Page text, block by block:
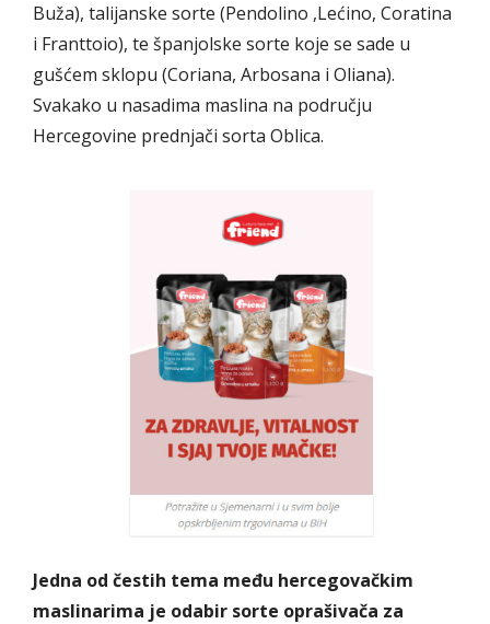
Buža), talijanske sorte (Pendolino ,Lećino, Coratina
i Franttoio), te španjolske sorte koje se sade u
gušćem sklopu (Coriana, Arbosana i Oliana).
Svakako u nasadima maslina na području
Hercegovine prednjači sorta Oblica.
Jedna od čestih tema među hercegovačkim
maslinarima je odabir sorte oprašivača za